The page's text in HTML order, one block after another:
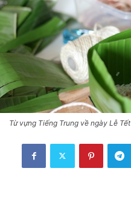
Từ vựng Tiếng Trung về ngày Lễ Tết